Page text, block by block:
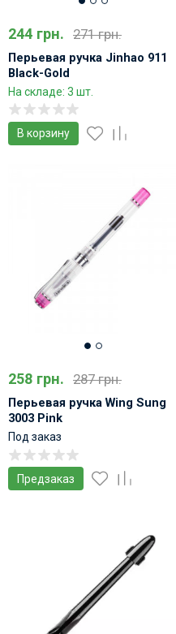
244 грн. 271 грн.
Перьевая ручка Jinhao 911
Black-Gold
На складе: 3 шт.
В корзину
258 грн. 287 грн.
Перьевая ручка Wing Sung
3003 Pink
Под заказ
Предзаказ